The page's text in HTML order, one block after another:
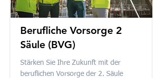
Berufliche Vorsorge 2
Säule (BVG)
Stärken Sie Ihre Zukunft mit der
beruflichen Vorsorge der 2. Säule